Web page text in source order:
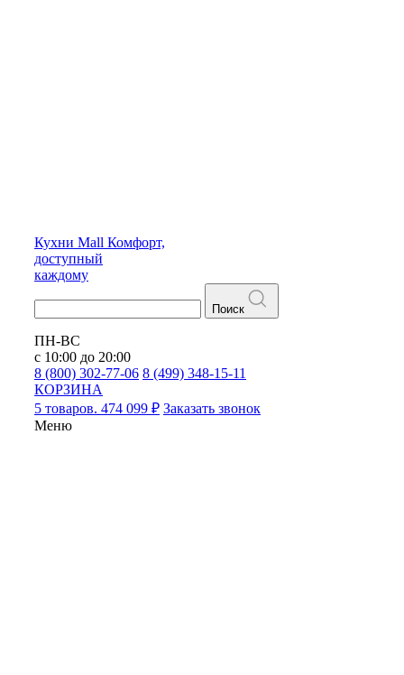
Кухни Mall Комфорт,
доступный
каждому
Поиск
ПН-ВС
с 10:00 до 20:00
8 (800) 302-77-06 8 (499) 348-15-11
КОРЗИНА
5 товаров. 474 099 ₽ Заказать звонок
Меню